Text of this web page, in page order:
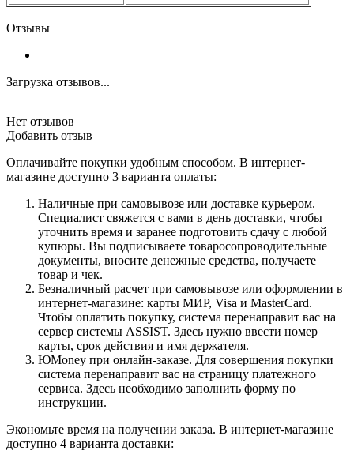
Отзывы
Загрузка отзывов...
Нет отзывов
Добавить отзыв
Оплачивайте покупки удобным способом. В интернет-
магазине доступно 3 варианта оплаты:
Наличные при самовывозе или доставке курьером.
Специалист свяжется с вами в день доставки, чтобы
уточнить время и заранее подготовить сдачу с любой
купюры. Вы подписываете товаросопроводительные
документы, вносите денежные средства, получаете
товар и чек.
Безналичный расчет при самовывозе или оформлении в
интернет-магазине: карты МИР, Visa и MasterCard.
Чтобы оплатить покупку, система перенаправит вас на
сервер системы ASSIST. Здесь нужно ввести номер
карты, срок действия и имя держателя.
ЮMoney при онлайн-заказе. Для совершения покупки
система перенаправит вас на страницу платежного
сервиса. Здесь необходимо заполнить форму по
инструкции.
Экономьте время на получении заказа. В интернет-магазине
доступно 4 варианта доставки: